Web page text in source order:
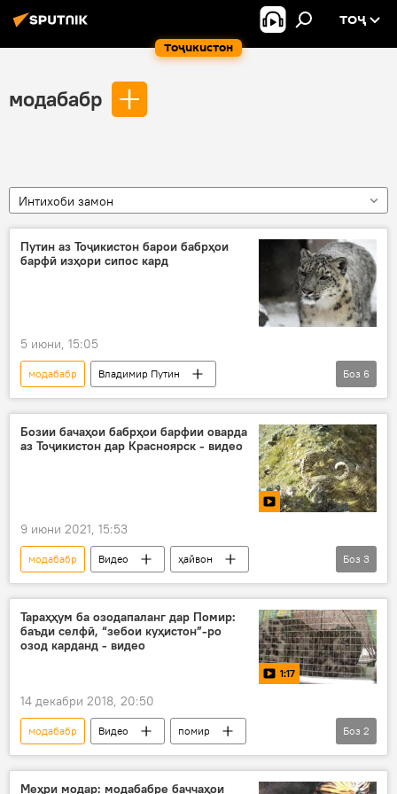
Тоҷикистон
ТОҶ
модабабр
Интихоби замон
Путин аз Тоҷикистон барои бабрҳои
барфӣ изҳори сипос кард
5 июни, 15:05
модабабр
Владимир Путин
Дар Тоҷикистон
экология
табиат
паланг
паланги барфӣ
паланги сафед
Боз 6
Бозии бачаҳои бабрҳои барфии оварда
аз Тоҷикистон дар Красноярск - видео
9 июни 2021, 15:53
модабабр Видео
ҳайвон
паланги барфӣ
ҷонварони нодир
Дар Русия
Боз 3
Тараҳҳум ба озодапаланг дар Помир:
баъди селфӣ, “зебои куҳистон”-ро
озод карданд - видео
1:17
14 декабри 2018, 20:50
модабабр Видео
помир
Ишкошим
Дар Тоҷикистон
Боз 2
Меҳри модар: модабабре баччаҳои